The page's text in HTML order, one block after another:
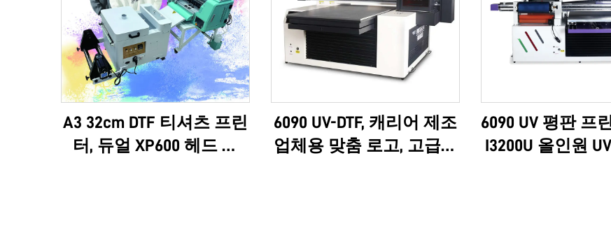
A3 32cm DTF 티셔츠 프린
터, 듀얼 XP600 헤드 및
6090 UV-DTF, 캐리어 제조
업체용 맞춤 로고, 고급형
6090 UV 평판 프
I3200U 올인원 UV